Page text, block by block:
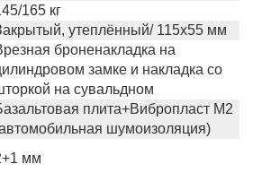
165 кг
утеплённый/ 115х55 мм
броненакладка на
замке и накладка со
на сувальдном
плита+Вибропласт М2
шумоизоляция)
мм